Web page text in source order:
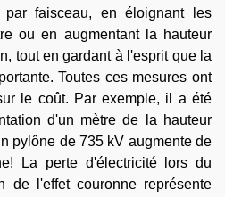
par faisceau, en éloignant les
ou en augmentant la hauteur
tout en gardant à l'esprit que la
Toutes ces mesures ont
le coût. Par exemple, il a été
d'un mètre de la hauteur
pylône de 735 kV augmente de
La perte d'électricité lors du
de l'effet couronne représente